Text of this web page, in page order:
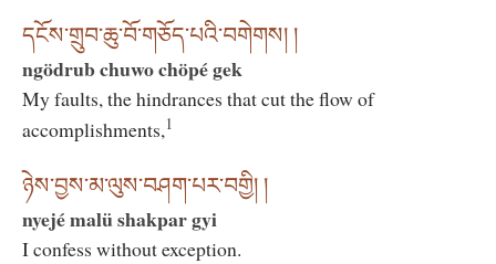
དངོས་གྲུབ་ཆུ་བོ་གཅོད་པའི་བགེགས། །
ngödrub chuwo chöpé gek
My faults, the hindrances that cut the flow of
accomplishments,1
ཉེས་བྱས་མ་ལུས་བཤག་པར་བགྱི། །
nyejé malü shakpar gyi
I confess without exception.